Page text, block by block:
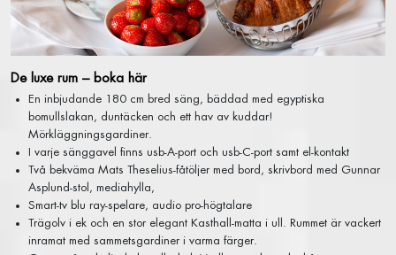
TAVERNAN
FRUKOST EXTERNA GÄSTER
BOKA BORD
WATSON’S BAR
COCKTAILBAREN
SHOW
INGET VÄSKFÖRBUD I SALONGEN PÅ RIVAL
KALENDARIUM – BILJETTER
SALONGSPLAN SHOW
De luxe rum – boka här
En inbjudande 180 cm bred säng, bäddad med egyptiska
bomullslakan, duntäcken och ett hav av kuddar!
Mörkläggningsgardiner.
I varje sänggavel finns usb-A-port och usb-C-port samt el-kontakt
Två bekväma Mats Theselius-fåtöljer med bord, skrivbord med Gunnar
Asplund-stol, mediahylla,
Smart-tv blu ray-spelare, audio pro-högtalare
Trägolv i ek och en stor elegant Kasthall-matta i ull. Rummet är vackert
inramat med sammetsgardiner i varma färger.